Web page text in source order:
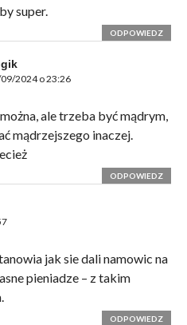
super.
ODPOWIEDZ
2024 o 23:26
ale trzeba być mądrym,
mądrzejszego inaczej.
ODPOWIEDZ
jak sie dali namowic na
pieniadze – z takim
ODPOWIEDZ